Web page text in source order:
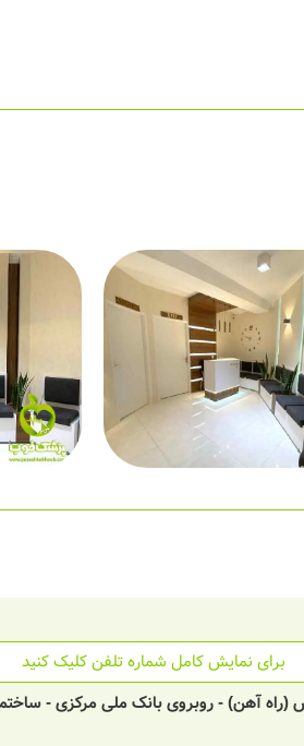
برای نمایش کامل شماره تلفن کلیک کنید
(راه آهن) - روبروی بانک ملی مرکزی -